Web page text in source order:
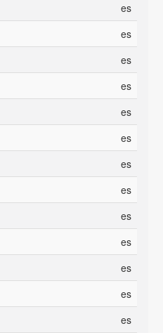
es
es
es
es
es
es
es
es
es
es
es
es
es